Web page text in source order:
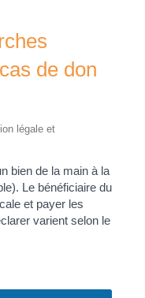
de don
légale et
bien de la main à la
Le bénéficiaire du
et payer les
varient selon le